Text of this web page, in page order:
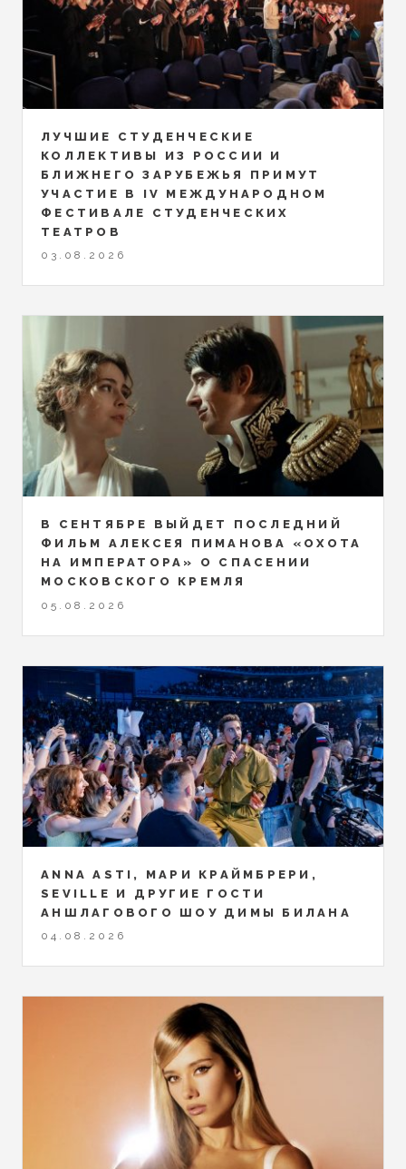
ЛУЧШИЕ СТУДЕНЧЕСКИЕ
КОЛЛЕКТИВЫ ИЗ РОССИИ И
БЛИЖНЕГО ЗАРУБЕЖЬЯ ПРИМУТ
УЧАСТИЕ В IV МЕЖДУНАРОДНОМ
ФЕСТИВАЛЕ СТУДЕНЧЕСКИХ
ТЕАТРОВ
03.08.2026
В СЕНТЯБРЕ ВЫЙДЕТ ПОСЛЕДНИЙ
ФИЛЬМ АЛЕКСЕЯ ПИМАНОВА «ОХОТА
НА ИМПЕРАТОРА» О СПАСЕНИИ
МОСКОВСКОГО КРЕМЛЯ
05.08.2026
ANNA ASTI, МАРИ КРАЙМБРЕРИ,
SEVILLE И ДРУГИЕ ГОСТИ
АНШЛАГОВОГО ШОУ ДИМЫ БИЛАНА
04.08.2026